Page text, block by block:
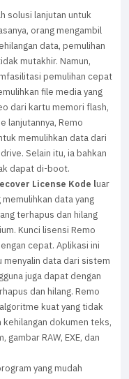
solusi lanjutan untuk
orang mengambil
data, pemulihan
mutakhir. Namun,
pemulihan cepat
file media yang
dari kartu memori flash,
lanjutannya, Remo
memulihkan data dari
Selain itu, ia bahkan
dapat di-boot.
License Kode luar
data yang
terhapus dan hilang
Kunci lisensi Remo
cepat. Aplikasi ini
menyalin data dari sistem
juga dapat dengan
dan hilang. Remo
kuat yang tidak
kehilangan dokumen teks,
RAW, EXE, dan
yang mudah